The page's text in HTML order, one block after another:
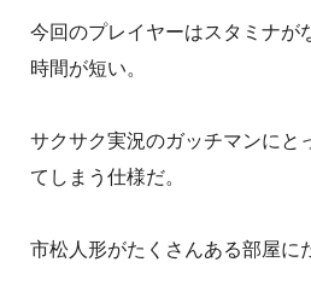
今回のプレイヤーはスタミナが
時間が短い。
サクサク実況のガッチマンにと
てしまう仕様だ。
市松人形がたくさんある部屋に